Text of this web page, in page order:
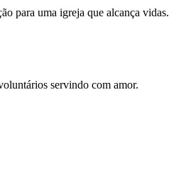
para uma igreja que alcança vidas.
servindo com amor.